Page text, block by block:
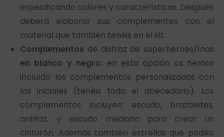
especificando colores y características. Después
deberá elaborar sus complementes con el
material que también tenéis en el kit.
Complementos de disfraz de superhéroes/ínas
en blanco y negro: en esta opción os hemos
incluído los complementos personalizados con
las iniciales (tenéis todo el abecedario). Los
complementos incluyen: escudo, brazaletes,
antifaz, y escudo mediano para crear un
cinturón. Además también estrellas que podéis